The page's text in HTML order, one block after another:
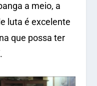
a meio, a
luta é excelente
que possa ter